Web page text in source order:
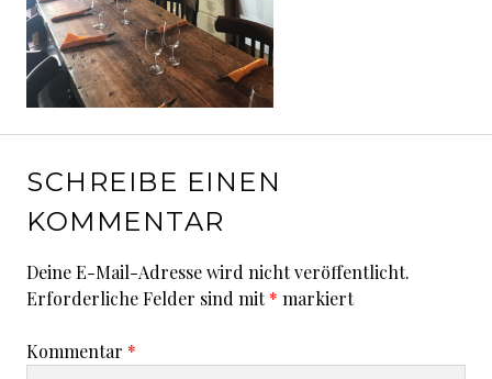
SCHREIBE EINEN
KOMMENTAR
Deine E-Mail-Adresse wird nicht veröffentlicht.
Erforderliche Felder sind mit* markiert
Kommentar *